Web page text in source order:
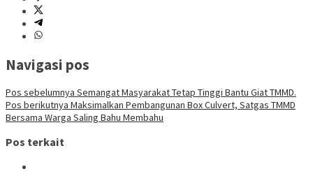
Navigasi pos
Pos sebelumnya Semangat Masyarakat Tetap Tinggi Bantu Giat TMMD.
Pos berikutnya Maksimalkan Pembangunan Box Culvert, Satgas TMMD
Bersama Warga Saling Bahu Membahu
Pos terkait